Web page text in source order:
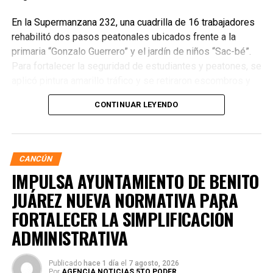
En la Supermanzana 232, una cuadrilla de 16 trabajadores
rehabilitó dos pasos peatonales ubicados frente a la
primaria “Gonzalo Guerrero” y el jardín de niños “Sac-bé”.
Para fortalecer la seguridad de estudiantes y peatones, se
residuos vegetales acumulados en la zona. Estas
acciones buscan garantizar entornos escolares más
CONTINUAR LEYENDO
CANCÚN
IMPULSA AYUNTAMIENTO DE BENITO
JUÁREZ NUEVA NORMATIVA PARA
FORTALECER LA SIMPLIFICACIÓN
ADMINISTRATIVA
Publicado hace 1 día el 7 agosto, 2026